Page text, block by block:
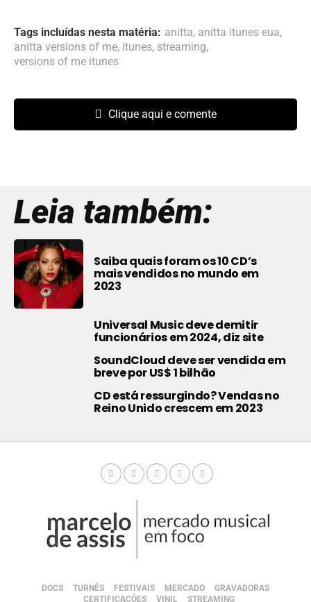
Tags incluídas nesta matéria: anitta, anitta itunes eua,
anitta versions of me, itunes, streaming,
versions of me itunes
Clique aqui e comente
Leia também:
Saiba quais foram os 10 CD’s
mais vendidos no mundo em
2023
Universal Music deve demitir
funcionários em 2024, diz site
SoundCloud deve ser vendida em
breve por US$ 1 bilhão
CD está ressurgindo? Vendas no
Reino Unido crescem em 2023
DOCS TURNÊS FESTIVAIS MERCADO
GRAVADORAS
CERTIFICAÇÕES
VINIL STREAMING